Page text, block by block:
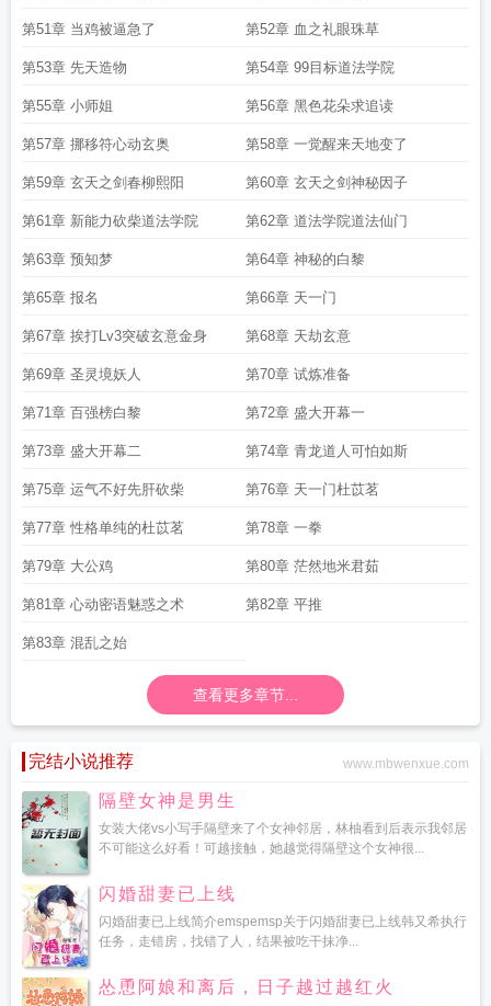
第51章 当鸡被逼急了 第52章 血之礼眼珠草
第53章 先天造物 第54章 99目标道法学院
第55章 小师姐 第56章 黑色花朵求追读
第57章 挪移符心动玄奥 第58章 一觉醒来天地变了
第59章 玄天之剑春柳熙阳 第60章 玄天之剑神秘因子
第61章 新能力砍柴道法学院 第62章 道法学院道法仙门
第63章 预知梦 第64章 神秘的白黎
第65章 报名 第66章 天一门
第67章 挨打Lv3突破玄意金身 第68章 天劫玄意
第69章 圣灵境妖人 第70章 试炼准备
第71章 百强榜白黎 第72章 盛大开幕一
第73章 盛大开幕二 第74章 青龙道人可怕如斯
第75章 运气不好先肝砍柴 第76章 天一门杜苡茗
第77章 性格单纯的杜苡茗 第78章 一拳
第79章 大公鸡 第80章 茫然地米君茹
第81章 心动密语魅惑之术 第82章 平推
第83章 混乱之始
查看更多章节...
完结小说推荐 www.mbwenxue.com
隔壁女神是男生
女装大佬vs小写手隔壁来了个女神邻居，林柚看到后表示我邻居
不可能这么好看！可越接触，她越觉得隔壁这个女神很...
闪婚甜妻已上线
闪婚甜妻已上线简介emspemsp关于闪婚甜妻已上线韩又希执行
任务，走错房，找错了人，结果被吃干抹净...
怂恿阿娘和离后，日子越过越红火